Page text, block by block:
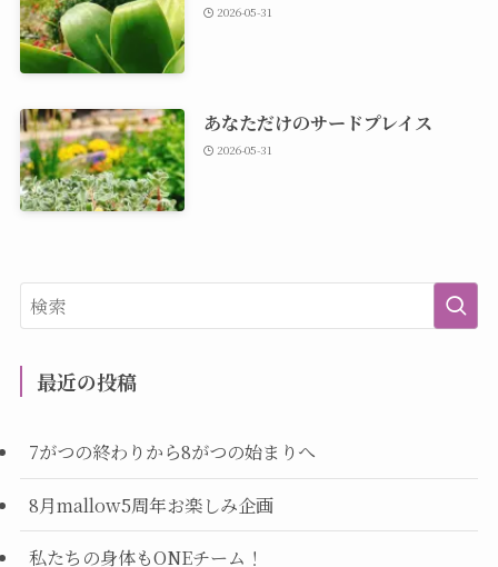
2026-05-31
あなただけのサードプレイス
2026-05-31
最近の投稿
7がつの終わりから8がつの始まりへ
8月mallow5周年お楽しみ企画
私たちの身体もONEチーム！